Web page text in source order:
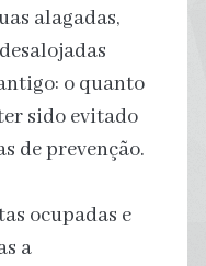
alagadas,
o quanto
sido evitado
de prevenção.
ocupadas e
a